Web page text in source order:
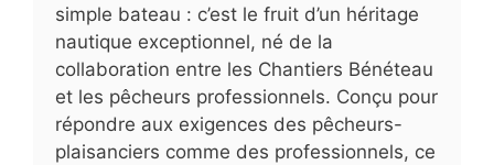
simple bateau : c’est le fruit d’un héritage
nautique exceptionnel, né de la
collaboration entre les Chantiers Bénéteau
et les pêcheurs professionnels. Conçu pour
répondre aux exigences des pêcheurs-
plaisanciers comme des professionnels, ce